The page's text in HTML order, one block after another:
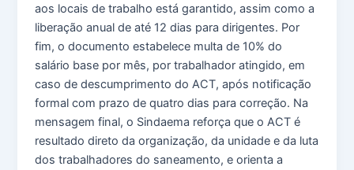
aos locais de trabalho está garantido, assim como a
liberação anual de até 12 dias para dirigentes. Por
fim, o documento estabelece multa de 10% do
salário base por mês, por trabalhador atingido, em
caso de descumprimento do ACT, após notificação
formal com prazo de quatro dias para correção. Na
mensagem final, o Sindaema reforça que o ACT é
resultado direto da organização, da unidade e da luta
dos trabalhadores do saneamento, e orienta a